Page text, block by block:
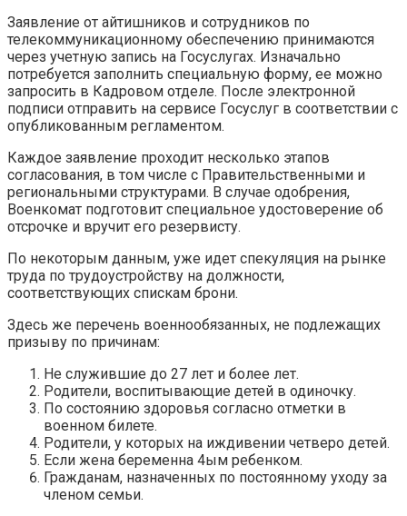
Заявление от айтишников и сотрудников по
телекоммуникационному обеспечению принимаются
через учетную запись на Госуслугах. Изначально
потребуется заполнить специальную форму, ее можно
запросить в Кадровом отделе. После электронной
подписи отправить на сервисе Госуслуг в соответствии с
опубликованным регламентом.
Каждое заявление проходит несколько этапов
согласования, в том числе с Правительственными и
региональными структурами. В случае одобрения,
Военкомат подготовит специальное удостоверение об
отсрочке и вручит его резервисту.
По некоторым данным, уже идет спекуляция на рынке
труда по трудоустройству на должности,
соответствующих спискам брони.
Здесь же перечень военнообязанных, не подлежащих
призыву по причинам:
Не служившие до 27 лет и более лет.
Родители, воспитывающие детей в одиночку.
По состоянию здоровья согласно отметки в
военном билете.
Родители, у которых на иждивении четверо детей.
Если жена беременна 4ым ребенком.
Гражданам, назначенных по постоянному уходу за
членом семьи.